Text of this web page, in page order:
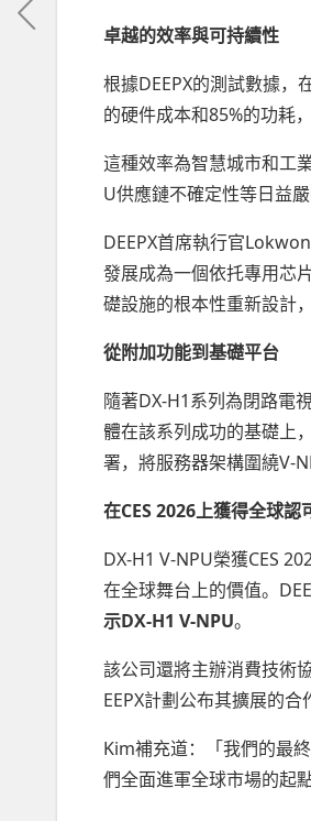
卓越的效率與可持續性
根據DEEPX的測試數據，
的硬件成本和85%的功耗
這種效率為智慧城市和工
U供應鏈不確定性等日益嚴
DEEPX首席執行官
發展成為一個依托專用芯
礎設施的根本性重新設計
從附加功能到基礎平台
隨著DX-H1系列為閉路電
體在該系列成功的基礎上
署，將服務器架構圍繞V-
在CES 2026上獲得全球認
DX-H1 V-NPU榮獲CES
在全球舞台上的價值。
示DX-H1 V-NPU。
該公司還將主辦消費技術
EEPX計劃公布其擴展的
Kim補充道：「我們的最
們全面進軍全球市場的起點